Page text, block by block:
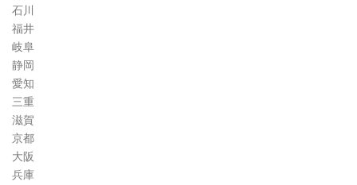
石川
福井
岐阜
静岡
愛知
三重
滋賀
京都
大阪
兵庫